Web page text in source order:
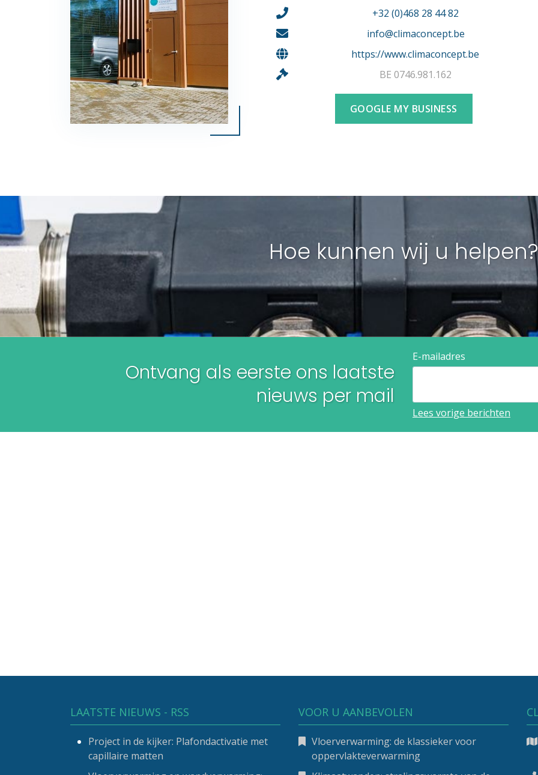
+32 (0)468 28 44 82
info@climaconcept.be
https://www.climaconcept.be
BE 0746.981.162
GOOGLE MY BUSINESS
Hoe kunnen wij u helpen?​​​​​​​
Ontvang als eerste ons laatste
nieuws per mail​​​​​​​
E-mailadres
Lees vorige berichten
LAATSTE NIEUWS - RSS
Project in de kijker: Plafondactivatie met
capillaire matten
VOOR U AANBEVOLEN
Vloerverwarming: de klassieker voor
oppervlakteverwarming